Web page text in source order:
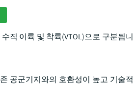
직 이륙 및 착륙(VTOL)으로 구분됩니
공군기지와의 호환성이 높고 기술적